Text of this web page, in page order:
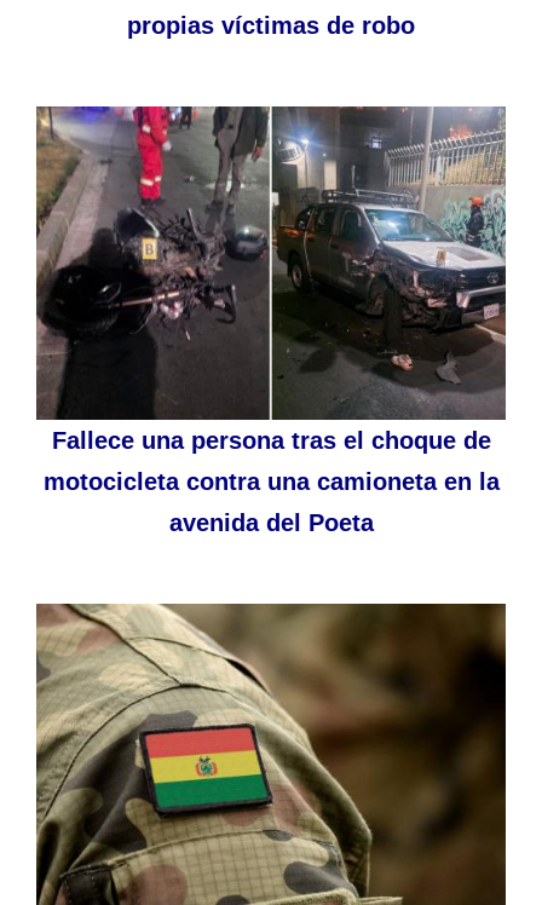
propias víctimas de robo
Fallece una persona tras el choque de
motocicleta contra una camioneta en la
avenida del Poeta